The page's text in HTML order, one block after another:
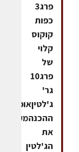
פרג3
כפות
קוקוס
קלוי
של
פרג10
גר'
ג'לטיןאופן
ההכנהמערבבים
את
הג'לטין